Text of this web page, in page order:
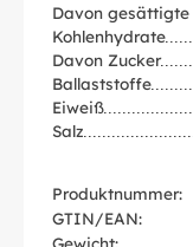
Davon gesättigte
Kohlenhydrate
Davon Zucker
Ballaststoffe
Eiweiß
Salz
Produktnummer:
GTIN/EAN:
Gewicht: